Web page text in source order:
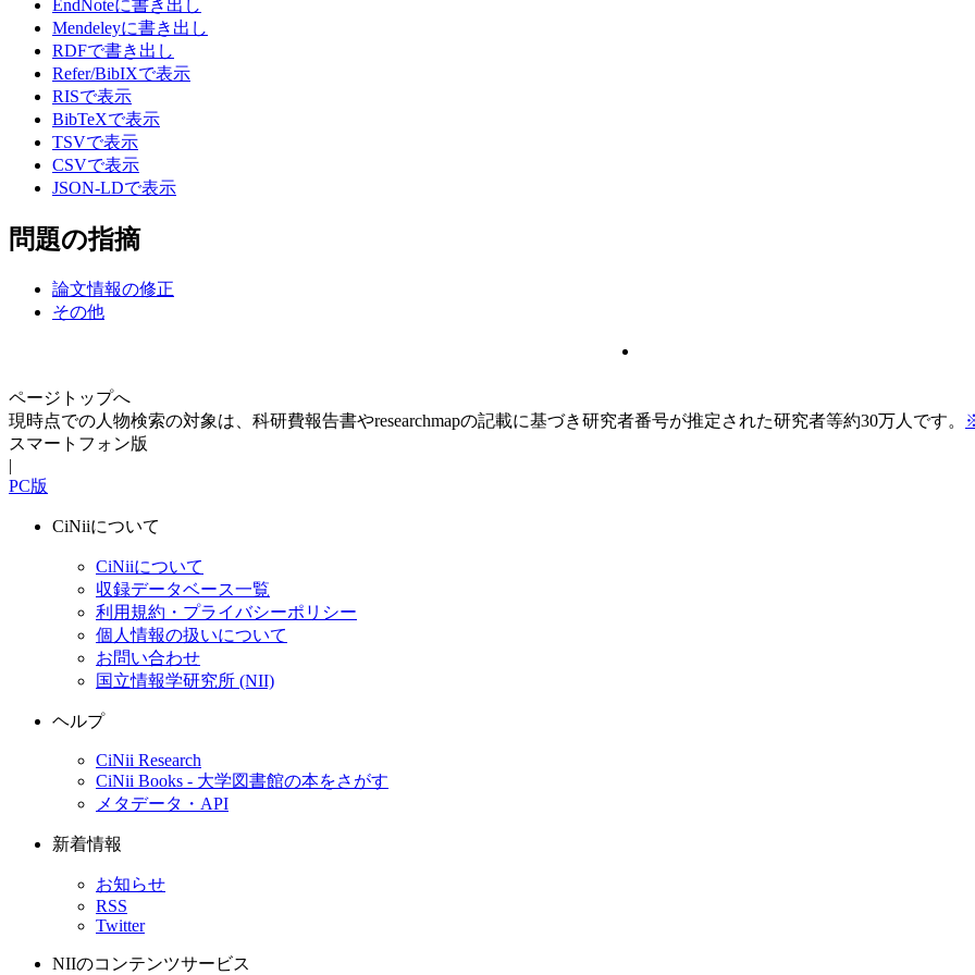
EndNoteに書き出し
Mendeleyに書き出し
RDFで書き出し
Refer/BibIXで表示
RISで表示
BibTeXで表示
TSVで表示
CSVで表示
JSON-LDで表示
問題の指摘
論文情報の修正
その他
ページトップへ
現時点での人物検索の対象は、科研費報告書やresearchmapの記載に基づき研究者番号が推定された研究者等約30万人です。
スマートフォン版
|
PC版
CiNiiについて
CiNiiについて
収録データベース一覧
利用規約・プライバシーポリシー
個人情報の扱いについて
お問い合わせ
国立情報学研究所 (NII)
ヘルプ
CiNii Research
CiNii Books - 大学図書館の本をさがす
メタデータ・API
新着情報
お知らせ
RSS
Twitter
NIIのコンテンツサービス